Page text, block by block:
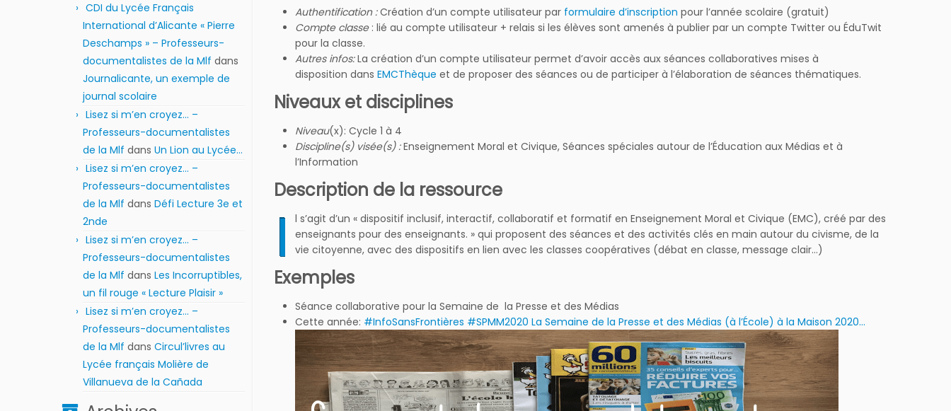
CDI du Lycée Français
International d’Alicante « Pierre
Deschamps » – Professeurs-
documentalistes de la Mlf dans
Journalicante, un exemple de
journal scolaire
Lisez si m’en croyez… –
Professeurs-documentalistes
de la Mlf dans Un Lion au Lycée…
Lisez si m’en croyez… –
Professeurs-documentalistes
de la Mlf dans Défi Lecture 3e et
2nde
Lisez si m’en croyez… –
Professeurs-documentalistes
de la Mlf dans Les Incorruptibles,
un fil rouge « Lecture Plaisir »
Lisez si m’en croyez… –
Professeurs-documentalistes
de la Mlf dans Circul’livres au
Lycée français Molière de
Villanueva de la Cañada
Authentification :Création d’un compte utilisateur par formulaire d’inscription pour l’année scolaire (gratuit)
Compte classe: lié au compte utilisateur + relais si les élèves sont amenés à publier par un compte Twitter ou ÉduTwit
pour la classe.
Autres infos:La création d’un compte utilisateur permet d’avoir accès aux séances collaboratives mises à
disposition dans EMCThèque et de proposer des séances ou de participer à l’élaboration de séances thématiques.
Niveaux et disciplines
Niveau(x): Cycle 1 à 4
Discipline(s) visée(s) :Enseignement Moral et Civique, Séances spéciales autour de l’Éducation aux Médias et à
l’Information
Description de la ressource
I
l s’agit d’un « dispositif inclusif, interactif, collaboratif et formatif en Enseignement Moral et Civique (EMC), créé par des
enseignants pour des enseignants. » qui proposent des séances et des activités clés en main autour du civisme, de la
vie citoyenne, avec des dispositifs en lien avec les classes coopératives (débat en classe, message clair…)
Exemples
Séance collaborative pour la Semaine de la Presse et des Médias
Cette année: #InfoSansFrontières #SPMM2020 La Semaine de la Presse et des Médias (à l’École) à la Maison 2020…